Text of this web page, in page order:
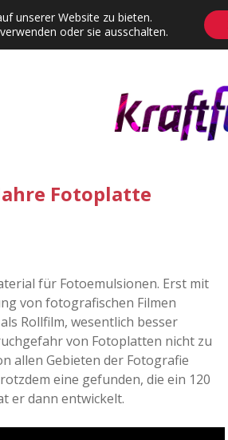
Adventskalender Dropdown-Menü öffnen
Fotoplatte
für Fotoemulsionen. Erst mit
von fotografischen Filmen
Rollfilm, wesentlich besser
von Fotoplatten nicht zu
allen Gebieten der Fotografie
eine gefunden, die ein 120
er dann entwickelt.
unserer Website zu bieten.
oder sie ausschalten.